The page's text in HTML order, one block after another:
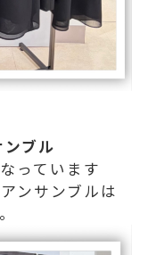
ブル
っています
ンサンブルは